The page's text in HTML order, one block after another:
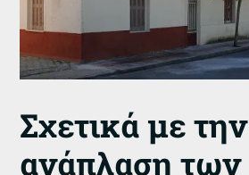
Σχετικά με την
ανάπλαση των